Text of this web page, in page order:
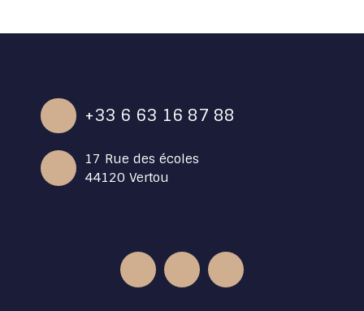
+33 6 63 16 87 88
17 Rue des écoles
44120 Vertou